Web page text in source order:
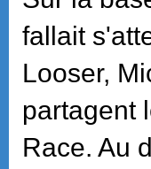
fallait
Looser,
partagent
Race. Au